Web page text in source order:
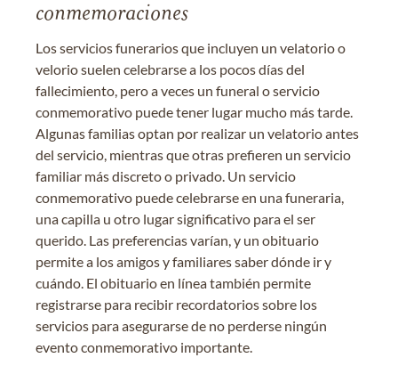
conmemoraciones
Los servicios funerarios que incluyen un velatorio o
velorio suelen celebrarse a los pocos días del
fallecimiento, pero a veces un funeral o servicio
conmemorativo puede tener lugar mucho más tarde.
Algunas familias optan por realizar un velatorio antes
del servicio, mientras que otras prefieren un servicio
familiar más discreto o privado. Un servicio
conmemorativo puede celebrarse en una funeraria,
una capilla u otro lugar significativo para el ser
querido. Las preferencias varían, y un obituario
permite a los amigos y familiares saber dónde ir y
cuándo. El obituario en línea también permite
registrarse para recibir recordatorios sobre los
servicios para asegurarse de no perderse ningún
evento conmemorativo importante.